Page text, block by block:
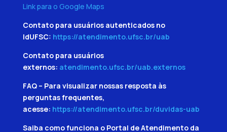
Link para o Google Maps
Contato para usuários autenticados no
IdUFSC: https://atendimento.ufsc.br/uab
Contato para usuários
externos: atendimento.ufsc.br/uab.externos
FAQ – Para visualizar nossas resposta às
perguntas frequentes,
acesse: https://atendimento.ufsc.br/duvidas-uab
Saiba como funciona o Portal de Atendimento da